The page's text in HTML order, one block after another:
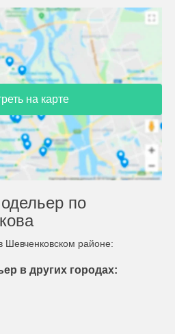
на карте
по
Шевченковском районе:
в других городах: